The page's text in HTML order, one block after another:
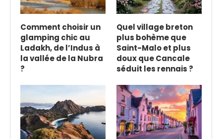
Comment choisir un
glamping chic au
Ladakh, de l’Indus à
la vallée de la Nubra
?
Quel village breton
plus bohème que
Saint-Malo et plus
doux que Cancale
séduit les rennais ?